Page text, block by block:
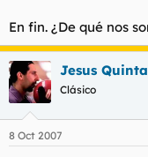
En fin. ¿De qué nos
Jesus
Clásico
8 Oct 2007